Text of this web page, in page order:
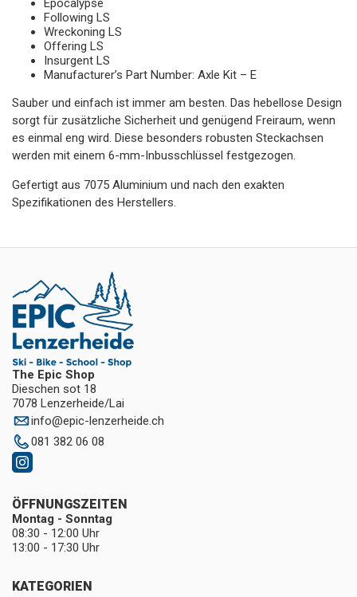
Epocalypse
Following LS
Wreckoning LS
Offering LS
Insurgent LS
Manufacturer’s Part Number: Axle Kit – E
Sauber und einfach ist immer am besten. Das hebellose Design
sorgt für zusätzliche Sicherheit und genügend Freiraum, wenn
es einmal eng wird. Diese besonders robusten Steckachsen
werden mit einem 6-mm-Inbusschlüssel festgezogen.
Gefertigt aus 7075 Aluminium und nach den exakten
Spezifikationen des Herstellers.
The Epic Shop
Dieschen sot 18
7078 Lenzerheide/Lai
info@epic-lenzerheide.ch
081 382 06 08
KATEGORIEN
ÖFFNUNGSZEITEN
Montag - Sonntag
08:30 - 12:00 Uhr
13:00 - 17:30 Uhr